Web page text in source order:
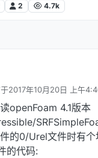
2 4.7k
2017年10月20日 上午
由 编辑
openFoam 4.1版本
的0/Urel文件时有
的代码: